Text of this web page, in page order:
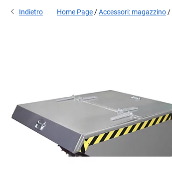
Indietro Home Page Accessori: magazzino